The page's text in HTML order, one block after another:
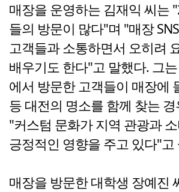
매장을 운영하는 김재익 씨는
들의 방문이 많다"며 "매장
고객들과 소통하면서 오히려
배우기도 한다"고 말했다. 그
에서 방문한 고객들이 매장에
등 대전의 명소를 함께 찾는
"커스텀 문화가 지역 관광과
긍정적인 영향을 주고 있다"고
매장을 방문한 대학생 장예진